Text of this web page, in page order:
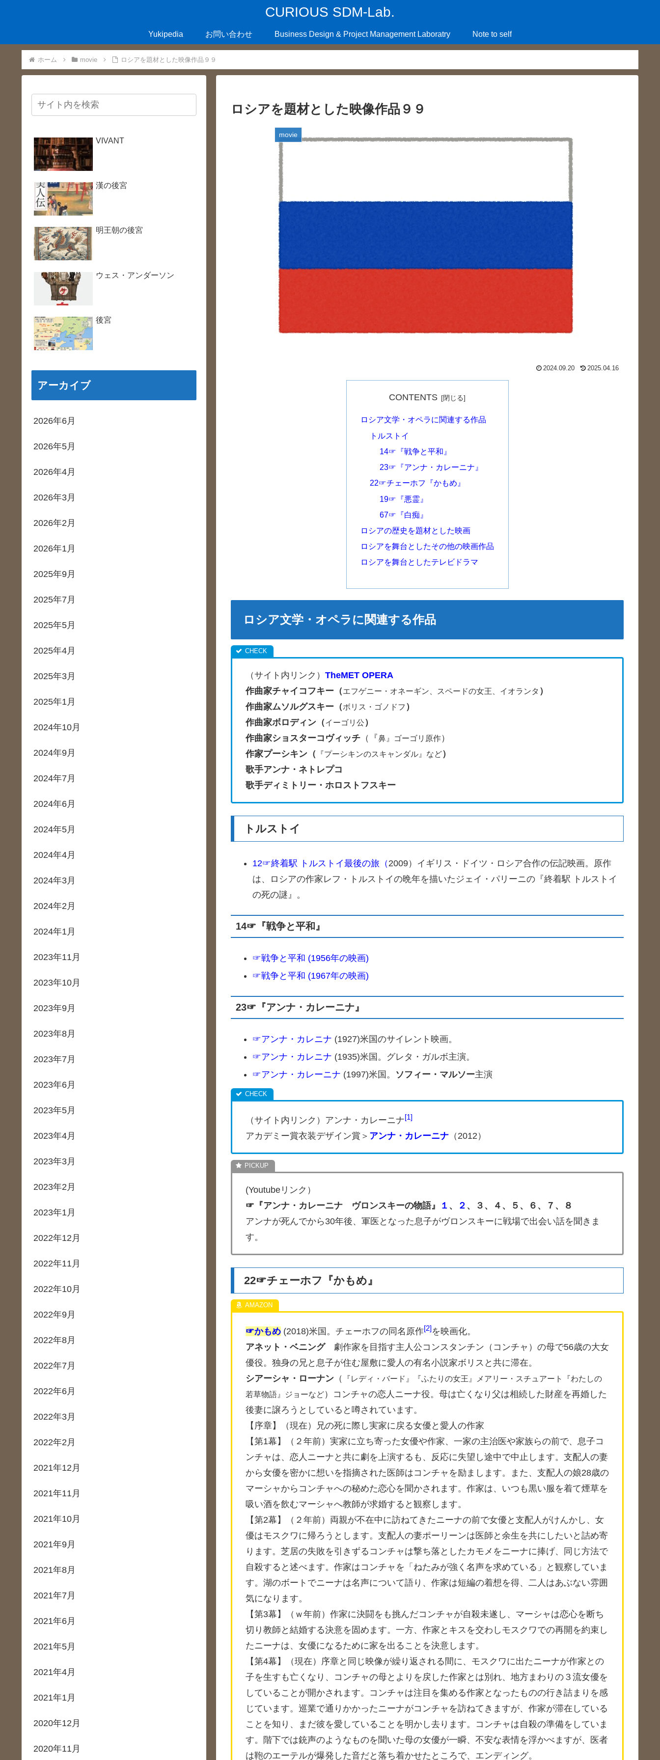
CURIOUS SDM-Lab.
Yukipedia お問い合わせ Business Design & Project Management Laboratry Note to self
ホーム movie ロシアを題材とした映像作品９９
ロシアを題材とした映像作品９９
movie
2024.09.20 2025.04.16
CONTENTS
ロシア文学・オペラに関連する作品
トルストイ
14☞『戦争と平和』
23☞『アンナ・カレーニナ』
22☞チェーホフ『かもめ』
19☞『悪霊』
67☞『白痴』
ロシアの歴史を題材とした映画
ロシアを舞台としたその他の映画作品
ロシアを舞台としたテレビドラマ
ロシア文学・オペラに関連する作品
（サイト内リンク） TheMET OPERA
作曲家チャイコフキー （エフゲニー・オネーギン、スペードの女王、イオランタ ）
作曲家ムソルグスキー（ボリス・ゴノドフ ）
作曲家ボロディン（イーゴリ公）
作曲家ショスターコヴィッチ （『鼻』ゴーゴリ原作）
作家プーシキン（
『プーシキンのスキャンダル』など）
歌手アンナ・ネトレプコ
歌手ディミトリー・ホロストフスキー
トルストイ
12☞終着駅 トルストイ最後の旅（ 2009）イギリス・ドイツ・ロシア合作の伝記映画。原作
は、ロシアの作家レフ・トルストイの晩年を描いたジェイ・パリーニの『終着駅 トルストイ
の死の謎』。
14☞『戦争と平和』
☞戦争と平和 (1956年の映画)
☞戦争と平和 (1967年の映画)
23☞『アンナ・カレーニナ』
☞アンナ・カレニナ (1927)米国のサイレント映画。
☞アンナ・カレニナ (1935)米国。グレタ・ガルボ主演。
☞アンナ・カレーニナ (1997)米国。 ソフィー・マルソー主演
（サイト内リンク）アンナ・カレーニナ 1
アカデミー賞衣装デザイン賞＞ アンナ・カレーニナ （2012）
(Youtubeリンク）
☞『アンナ・カレーニナ ヴロンスキーの物語』
１ 、 ２ 、３、４、５、６、７、８
アンナが死んでから30年後、軍医となった息子がヴロンスキーに戦場で出会い話を聞きま
す。
22☞チェーホフ『かもめ』
☞かもめ (2018)米国。チェーホフの同名原作 2 を映画化。
アネット・ベニング 劇作家を目指す主人公コンスタンチン（コンチャ）の母で56歳の大女
優役。独身の兄と息子が住む屋敷に愛人の有名小説家ボリスと共に滞在。
シアーシャ・ローナン （
『レディ・バード』『ふたりの女王』メアリー・スチュアート『わたしの
若草物語』ジョーなど）コンチャの恋人ニーナ役。母は亡くなり父は相続した財産を再婚した
後妻に譲ろうとしていると噂されています。
【序章】（現在）兄の死に際し実家に戻る女優と愛人の作家
【第1幕】（２年前）実家に立ち寄った女優や作家、一家の主治医や家族らの前で、息子コ
ンチャは、恋人ニーナと共に劇を上演するも、反応に失望し途中で中止します。支配人の妻
から女優を密かに想いを指摘された医師はコンチャを励まします。また、支配人の娘28歳の
マーシャからコンチャへの秘めた恋心を聞かされます。作家は、いつも黒い服を着て煙草を
吸い酒を飲むマーシャへ教師が求婚すると観察します。
【第2幕】（２年前）両親が不在中に訪ねてきたニーナの前で女優と支配人がけんかし、女
優はモスクワに帰ろうとします。支配人の妻ポーリーンは医師と余生を共にしたいと詰め寄
ります。芝居の失敗を引きずるコンチャは撃ち落としたカモメをニーナに捧げ、同じ方法で
自殺すると述べます。作家はコンチャを「ねたみが強く名声を求めている」と観察していま
す。湖のボートでニーナは名声について語り、作家は短編の着想を得、二人はあぶない雰囲
気になります。
【第3幕】（ｗ年前）作家に決闘をも挑んだコンチャが自殺未遂し、マーシャは恋心を断ち
切り教師と結婚する決意を固めます。一方、作家とキスを交わしモスクワでの再開を約束し
たニーナは、女優になるために家を出ることを決意します。
【第4幕】（現在）序章と同じ映像が繰り返される間に、モスクワに出たニーナが作家との
子を生すも亡くなり、コンチャの母とよりを戻した作家とは別れ、地方まわりの３流女優を
していることが開かされます。コンチャは注目を集める作家となったものの行き詰まりを感
じています。巡業で通りかかったニーナがコンチャを訪ねてきますが、作家が滞在している
ことを知り、まだ彼を愛していることを明かし去ります。コンチャは自殺の準備をしていま
す。階下では銃声のようなものを聞いた母の女優が一瞬、不安な表情を浮かべますが、医者
は鞄のエーテルが爆発した音だと落ち着かせたところで、エンディング。
VIVANT
漢の後宮
明王朝の後宮
ウェス・アンダーソン
後宮
アーカイブ
2026年6月
2026年5月
2026年4月
2026年3月
2026年2月
2026年1月
2025年9月
2025年7月
2025年5月
2025年4月
2025年3月
2025年1月
2024年10月
2024年9月
2024年7月
2024年6月
2024年5月
2024年4月
2024年3月
2024年2月
2024年1月
2023年11月
2023年10月
2023年9月
2023年8月
2023年7月
2023年6月
2023年5月
2023年4月
2023年3月
2023年2月
2023年1月
2022年12月
2022年11月
2022年10月
2022年9月
2022年8月
2022年7月
2022年6月
2022年3月
2022年2月
2021年12月
2021年11月
2021年10月
2021年9月
2021年8月
2021年7月
2021年6月
2021年5月
2021年4月
2021年1月
2020年12月
2020年11月